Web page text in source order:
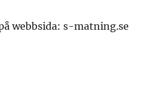
webbsida: s-matning.se